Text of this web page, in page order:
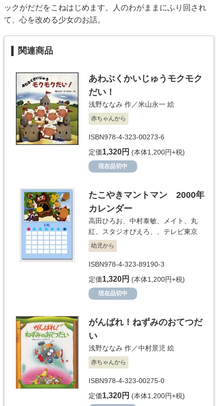
ックがだだをこねはじめます。人のわがままにふり回され
て、心を改める少女のお話。
関連商品
あわぶくかいじゅうモクモク
だい！
浅野ななみ 作／米山永一 絵
赤ちゃんから
ISBN978-4-323-00273-6
定価1,320円 (本体1,200円+税)
現在品切中
たこやきマントマン 2000年
カレンダー
高田ひろお 中村泰敏 メイト
丸
紅
スタジオぴえろ、 テレビ東京
幼児から
ISBN978-4-323-89190-3
定価1,320円 (本体1,200円+税)
現在品切中
がんばれ！ねずみのおてつだ
い
浅野ななみ 作／中村景児 絵
赤ちゃんから
ISBN978-4-323-00275-0
定価1,320円 (本体1,200円+税)